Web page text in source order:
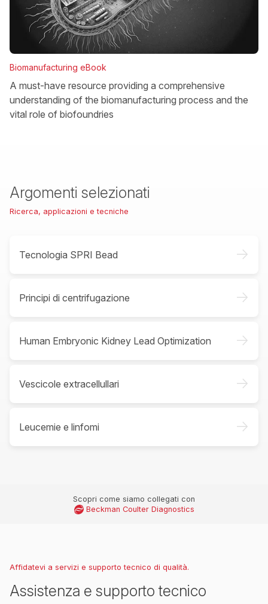
Biomanufacturing eBook
A must-have resource providing a comprehensive
understanding of the biomanufacturing process and the
vital role of biofoundries
Argomenti selezionati
Ricerca, applicazioni e tecniche
Tecnologia SPRI Bead ->
Principi di centrifugazione ->
Human Embryonic Kidney Lead Optimization ->
Vescicole extracellullari ->
Leucemie e linfomi ->
Scopri come siamo collegati con
Beckman Coulter Diagnostics
Affidatevi a servizi e supporto tecnico di qualità.
Assistenza e supporto tecnico